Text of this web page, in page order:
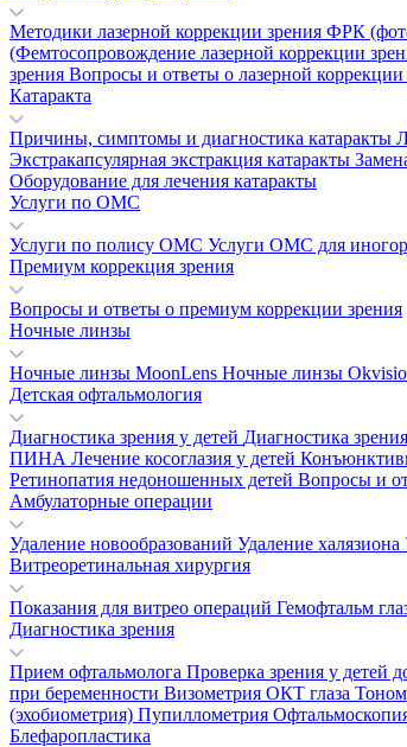
Методики лазерной коррекции зрения ФРК
(Фемтосопровождение лазерной коррекции
зрения Вопросы и ответы о лазерной коррекции
Катаракта
Причины, симптомы и диагностика катаракты
Экстракапсулярная экстракция катаракты
Оборудование для лечения катаракты
Услуги по ОМС
Услуги по полису ОМС Услуги ОМС для
Премиум коррекция зрения
Вопросы и ответы о премиум коррекции зрения
Ночные линзы
Ночные линзы MoonLens Ночные линзы
Детская офтальмология
Диагностика зрения у детей Диагностика
ПИНА Лечение косоглазия у детей
Ретинопатия недоношенных детей Вопросы и
Амбулаторные операции
Удаление новообразований Удаление халязиона
Витреоретинальная хирургия
Показания для витрео операций Гемофтальм
Диагностика зрения
Прием офтальмолога Проверка зрения у детей
при беременности Визометрия ОКТ глаза
(эхобиометрия) Пупиллометрия
Блефаропластика